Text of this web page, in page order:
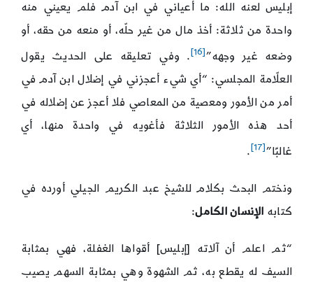
إبليس لعنه الله: ما أعياني في ابن آدم فلم يعيني منه
واحدة من ثلاثة: أخذ مال من غير حلّه، أو منعه من حقه، أو
وضعه غير وجهه”[16]
. وفي تعليقه على الحديث يقول
العلّامة المجلسي: “أي شيء أعجزني في إضلال ابن آدم في
أمر من الأمور ومعصية من المعاصي فلا أعجز عن إضلاله في
أحد هذه الأمور الثلاثة فأغويه في واحدة منها، أي
غالبًا”[17]
.
ونختم البحث بكلام للشيخ عبد الكريم الجيلي أورده في
كتابه الإنسان الكامل:
“ثم اعلم أن آلاته [إبليس] أقواها الغفلة، فهي بمثابة
السيف له يقطع به، ثم الشهوة وهي بمثابة السهم يصيب